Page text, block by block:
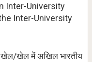
Inter-University
Inter-University
खेल/खेल में अखिल भारतीय